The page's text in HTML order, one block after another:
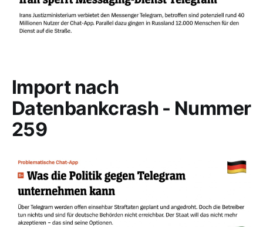
Import nach
Datenbankcrash - Nummer
259